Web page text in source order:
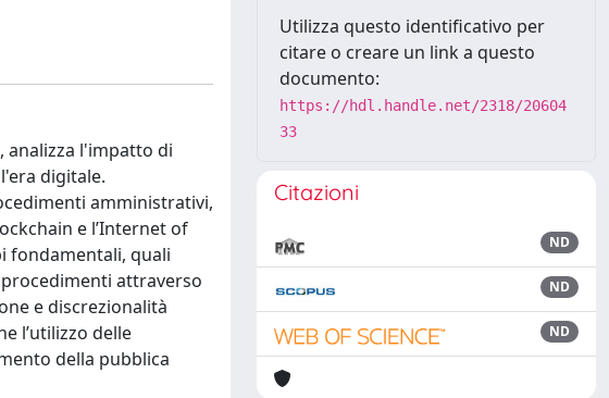
analizza l'impatto di
digitale.
amministrativi,
e l’Internet of
fondamentali, quali
attraverso
e discrezionalità
l’utilizzo delle
della pubblica
Utilizza questo identificativo per
citare o creare un link a questo
documento:
https://hdl.handle.net/2318/20604
33
Citazioni
ND
ND
ND